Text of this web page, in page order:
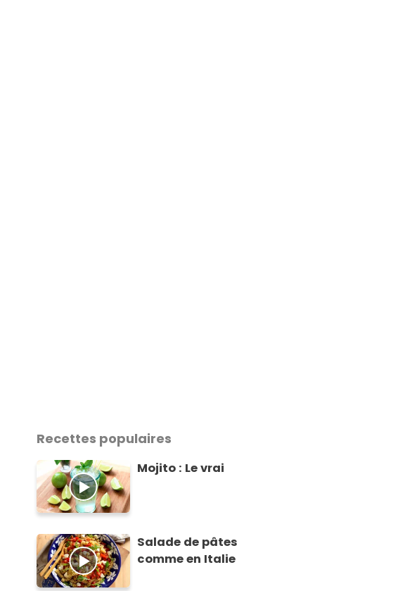
Recettes populaires
Mojito : Le vrai
Salade de pâtes
comme en Italie